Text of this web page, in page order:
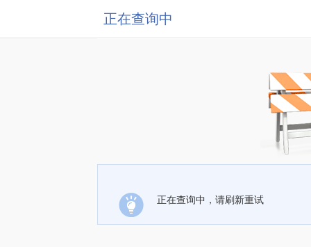
正在查询中
正在查询中，请刷新重试